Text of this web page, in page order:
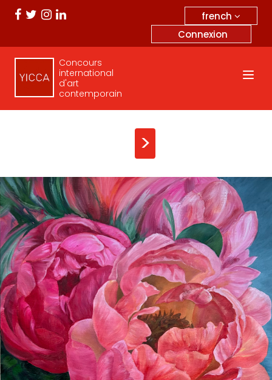
french
Connexion
Concours
international
d'art
contemporain
>